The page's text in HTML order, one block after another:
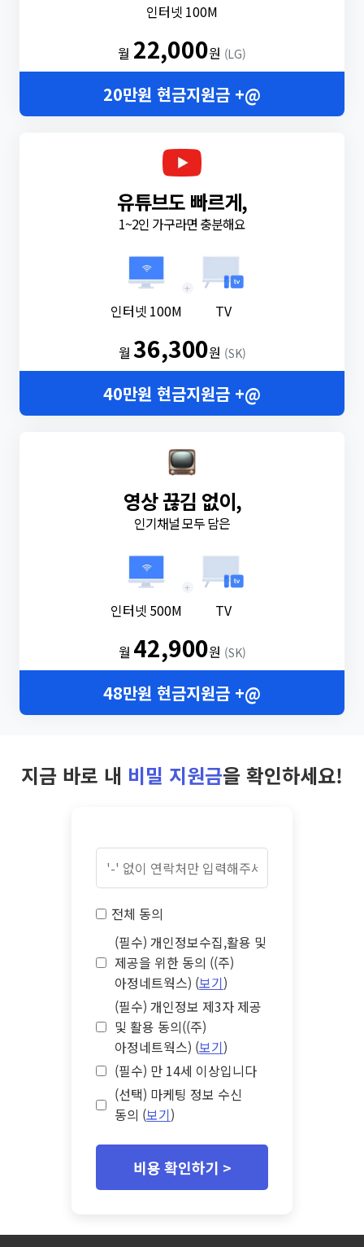
인터넷 100M
월 22,000원 (LG)
20만원 현금지원금 +@
유튜브도 빠르게,
1~2인 가구라면 충분해요
인터넷 100M
+
TV
월36,300원 (SK)
40만원 현금지원금 +@
영상 끊김 없이,
인기채널 모두 담은
인터넷 500M
+
TV
월 42,900원 (SK)
48만원 현금지원금 +@
지금 바로 내 비밀 지원금을 확인하세요!
전체 동의
(필수) 개인정보수집,활용 및
제공을 위한 동의 ((주)
아정네트웍스) (보기)
(필수) 개인정보 제3자 제공
및 활용 동의((주)
아정네트웍스) (보기)
(필수) 만 14세 이상입니다
(선택) 마케팅 정보 수신
동의 (보기)
비용 확인하기 >